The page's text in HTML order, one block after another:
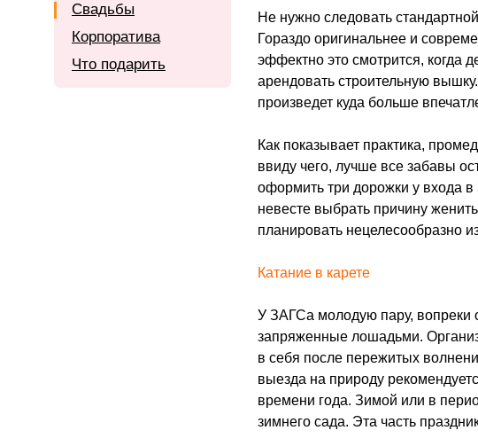
Не нужно следовать
Гораздо оригинальнее и
эффектно это смотрится, когда
арендовать строительную
произведет куда больше
Как показывает практика,
ввиду чего, лучше все забавы
оформить три дорожки у входа
невесте выбрать причину
планировать нецелесообразно
Катание в карете
У ЗАГСа молодую пару, вопреки
запряженные лошадьми.
в себя после пережитых
выезда на природу
времени года. Зимой или в
зимнего сада. Эта часть
Свадьбы
Корпоратива
Что подарить